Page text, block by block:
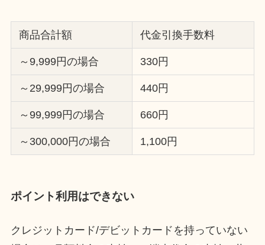
商品合計額 代金引換手数料
～9,999円の場合 330円
～29,999円の場合 440円
～99,999円の場合 660円
～300,000円の場合 1,100円
ポイント利用はできない
クレジットカード/デビットカードを持っていない